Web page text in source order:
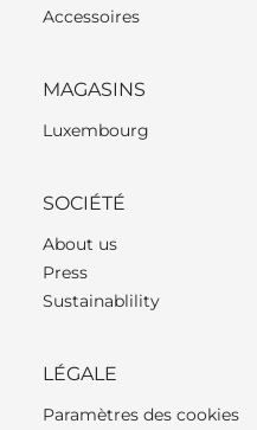
Accessoires
MAGASINS
Luxembourg
SOCIÉTÉ
About us
Press
Sustainablility
LÉGALE
Paramètres des cookies